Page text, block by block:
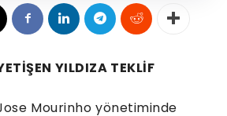
YILDIZA TEKLİF
Mourinho yönetiminde